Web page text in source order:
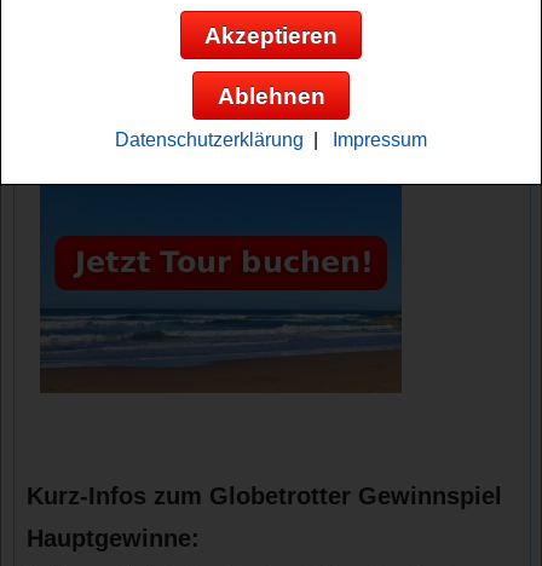
Anzeige:
Kurz-Infos zum Globetrotter Gewinnspiel
Hauptgewinne:
Akzeptieren
Ablehnen
Datenschutzerklärung Impressum